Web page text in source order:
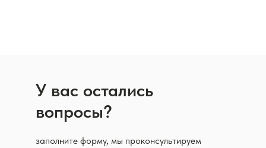
У вас остались
вопросы?
заполните форму, мы проконсультируем